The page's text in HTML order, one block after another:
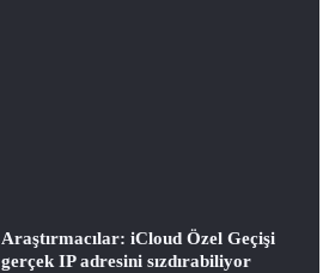
Araştırmacılar: iCloud Özel Geçişi
gerçek IP adresini sızdırabiliyor